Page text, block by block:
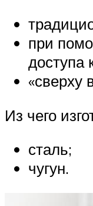
при
доступа
«сверху
Из чего
сталь;
чугун.